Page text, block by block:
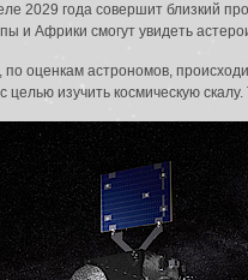
2029 года совершит близкий
и Африки смогут увидеть
оценкам астрономов,
изучить космическую